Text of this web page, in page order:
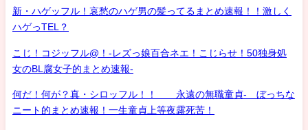
新・ハゲッフル！哀愁のハゲ男の髪ってるまとめ速報！！激しく
ハゲっTEL？
こじ！コジッフル@！-レズっ娘百合ネエ！こじらせ！50独身処
女のBL腐女子的まとめ速報-
何だ！何が？真・シロッフル！！ 永遠の無職童貞- ぼっちな
ニート的まとめ速報！一生童貞上等夜露死苦！